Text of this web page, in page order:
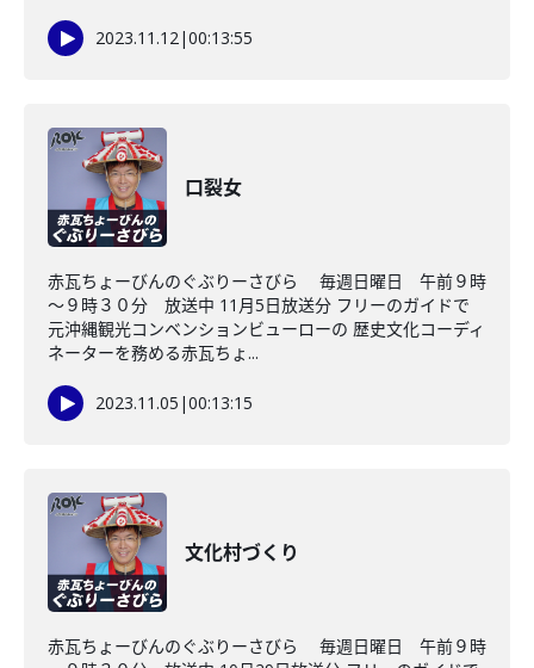
2023.11.12|00:13:55
口裂女
赤瓦ちょーびんのぐぶりーさびら 毎週日曜日 午前９時
～９時３０分 放送中 11月5日放送分 フリーのガイドで
元沖縄観光コンベンションビューローの 歴史文化コーディ
ネーターを務める赤瓦ちょ...
2023.11.05 |00:13:15
文化村づくり
赤瓦ちょーびんのぐぶりーさびら 毎週日曜日 午前９時